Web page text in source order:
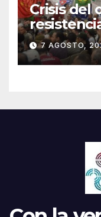
Crisis del
el inicio
7 AGOSTO,